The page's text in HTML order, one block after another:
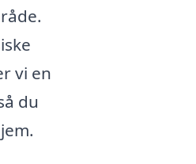
vi en
du